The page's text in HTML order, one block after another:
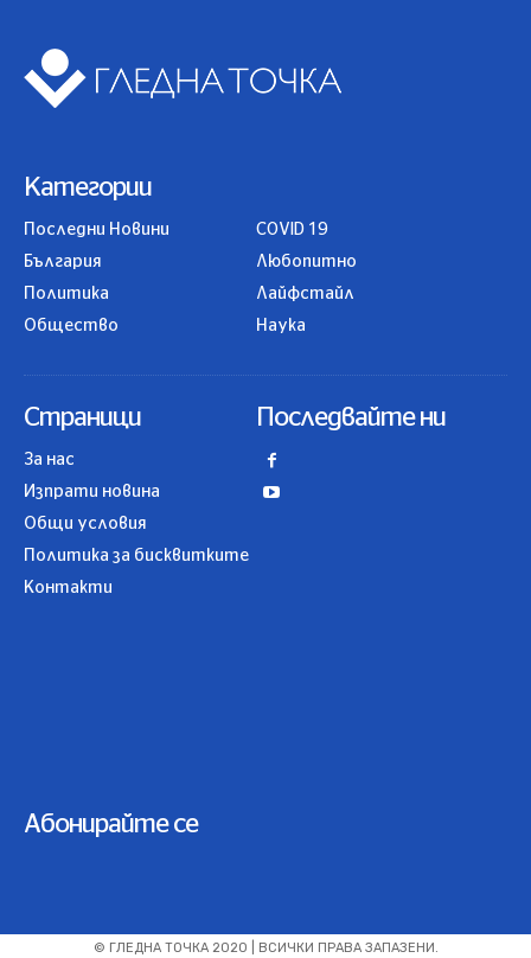
Категории
Последни Новини
България
Политика
Общество
COVID 19
Любопитно
Лайфстайл
Наука
Страници
За нас
Изпрати новина
Общи условия
Политика за бисквитките
Контакти
Последвайте ни
Абонирайте се
© ГЛЕДНА ТОЧКА 2020 | ВСИЧКИ ПРАВА ЗАПАЗЕНИ.